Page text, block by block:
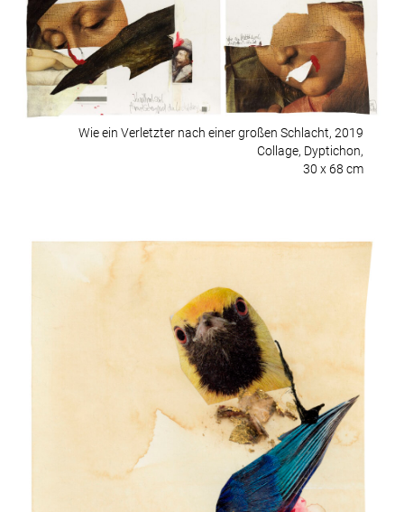
Wie ein Verletzter nach einer großen Schlacht, 2019
Collage, Dyptichon,
30 x 68 cm